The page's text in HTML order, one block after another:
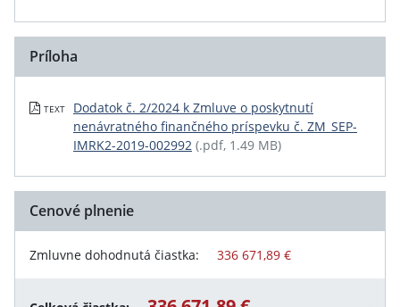
Príloha
TEXT
Dodatok č. 2/2024 k Zmluve o poskytnutí
nenávratného finančného príspevku č. ZM_SEP-
IMRK2-2019-002992 (.pdf, 1.49 MB)
Cenové plnenie
Zmluvne dohodnutá čiastka: 336 671,89 €